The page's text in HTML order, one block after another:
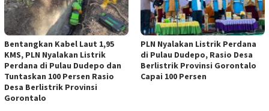
Bentangkan Kabel Laut 1,95
KMS, PLN Nyalakan Listrik
Perdana di Pulau Dudepo dan
Tuntaskan 100 Persen Rasio
Desa Berlistrik Provinsi
Gorontalo
PLN Nyalakan Listrik Perdana
di Pulau Dudepo, Rasio Desa
Berlistrik Provinsi Gorontalo
Capai 100 Persen